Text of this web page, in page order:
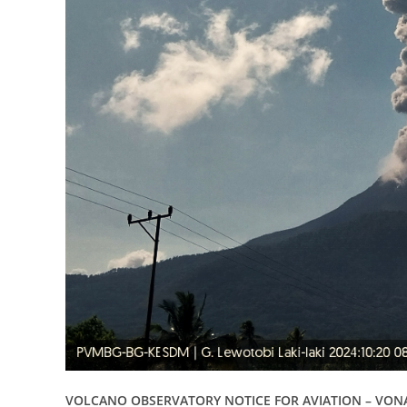
VOLCANO OBSERVATORY NOTICE FOR AVIATION –